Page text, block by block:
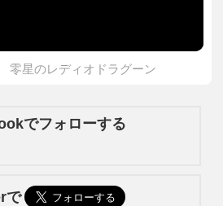
零星のレディオドラグーン
でフォローする
で